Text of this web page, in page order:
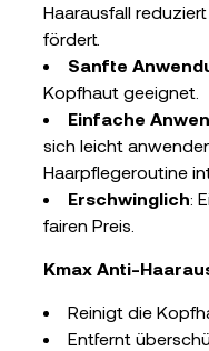
Haarausfall
fördert.
Sanfte
Kopfhaut geeignet.
Einfache
sich leicht
Haarpflegeroutine
Erschwinglich:
fairen Preis.
Kmax Anti-
Reinigt die
Entfernt